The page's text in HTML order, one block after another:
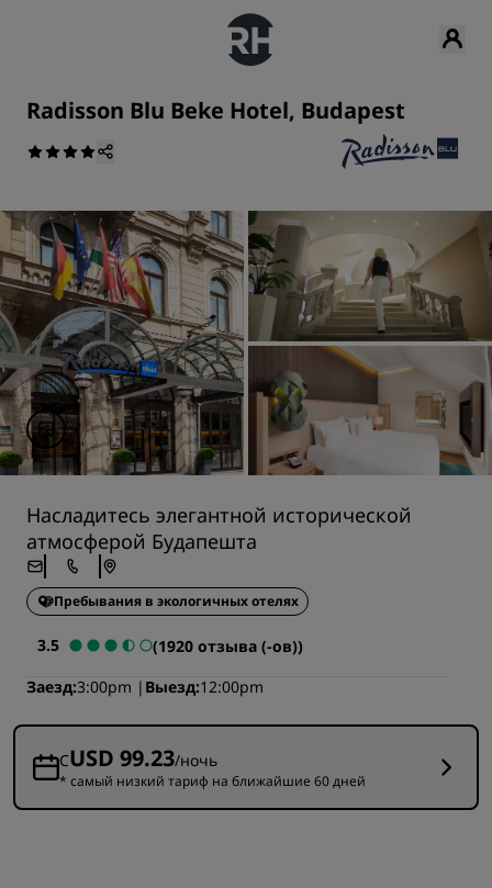
Radisson Blu Beke Hotel, Budapest
Насладитесь элегантной исторической
атмосферой Будапешта
Пребывания в экологичных отелях
3.5
(1920 отзыва (-ов))
Заезд 3:00pm Выезд 12:00pm
СUSD 99.23/ночь
* самый низкий тариф на ближайшие 60 дней